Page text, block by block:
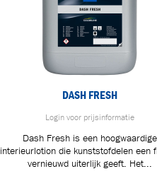
DASH FRESH
Login voor prijsinformatie
Dash Fresh is een hoogwaardige
interieurlotion die kunststofdelen een
vernieuwd uiterlijk geeft. Het...
BLIJF OP DE